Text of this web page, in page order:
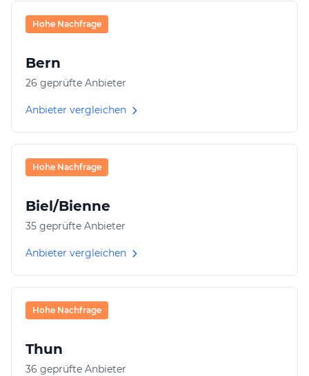
Hohe Nachfrage
Bern
26 geprüfte Anbieter
Anbieter vergleichen
Hohe Nachfrage
Biel/Bienne
35 geprüfte Anbieter
Anbieter vergleichen
Hohe Nachfrage
Thun
36 geprüfte Anbieter